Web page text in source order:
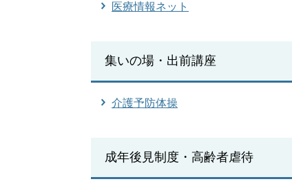
医療情報ネット
集いの場・出前講座
介護予防体操
成年後見制度・高齢者虐待